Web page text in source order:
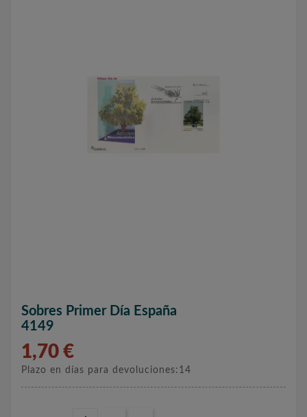
Sobres Primer Día España
4149
1,70 €
Plazo en días para devoluciones:14